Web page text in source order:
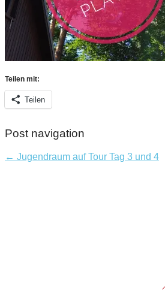
Teilen mit:
Teilen
Post navigation
← Jugendraum auf Tour Tag 3 und 4